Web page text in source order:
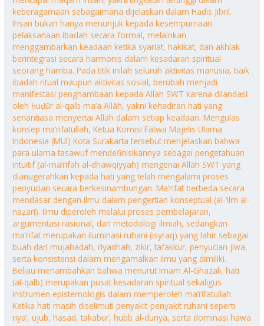
keberagamaan sebagaimana dijelaskan dalam Hadis Jibril.
Ihsan bukan hanya menunjuk kepada kesempurnaan
pelaksanaan ibadah secara formal, melainkan
menggambarkan keadaan ketika syariat, hakikat, dan akhlak
berintegrasi secara harmonis dalam kesadaran spiritual
seorang hamba. Pada titik inilah seluruh aktivitas manusia, baik
ibadah ritual maupun aktivitas sosial, berubah menjadi
manifestasi penghambaan kepada Allah SWT karena dilandasi
oleh ḥuḍūr al-qalb ma’a Allāh, yakni kehadiran hati yang
senantiasa menyertai Allah dalam setiap keadaan. Mengulas
konsep ma’rifatullah, Ketua Komisi Fatwa Majelis Ulama
Indonesia (MUI) Kota Surakarta tersebut menjelaskan bahwa
para ulama tasawuf mendefinisikannya sebagai pengetahuan
intuitif (al-ma’rifah al-dhawqiyyah) mengenai Allah SWT yang
dianugerahkan kepada hati yang telah mengalami proses
penyucian secara berkesinambungan. Ma’rifat berbeda secara
mendasar dengan ilmu dalam pengertian konseptual (al-‘ilm al-
naẓarī). Ilmu diperoleh melalui proses pembelajaran,
argumentasi rasional, dan metodologi ilmiah, sedangkan
ma’rifat merupakan iluminasi ruhani (isyraq) yang lahir sebagai
buah dari mujahadah, riyadhah, zikir, tafakkur, penyucian jiwa,
serta konsistensi dalam mengamalkan ilmu yang dimiliki.
Beliau menambahkan bahwa menurut Imam Al-Ghazali, hati
(al-qalb) merupakan pusat kesadaran spiritual sekaligus
instrumen epistemologis dalam memperoleh ma’rifatullah.
Ketika hati masih diselimuti penyakit-penyakit ruhani seperti
riya’, ujub, hasad, takabur, hubb al-dunya, serta dominasi hawa